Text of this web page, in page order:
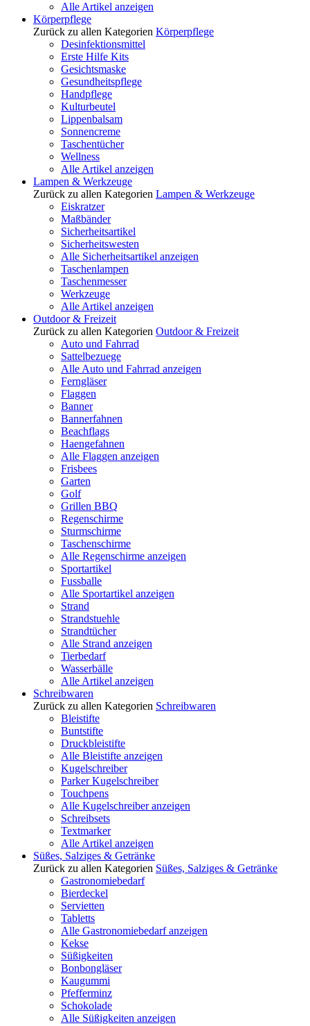
Alle Artikel anzeigen
Körperpflege
Zurück zu allen Kategorien Körperpflege
Desinfektionsmittel
Erste Hilfe Kits
Gesichtsmaske
Gesundheitspflege
Handpflege
Kulturbeutel
Lippenbalsam
Sonnencreme
Taschentücher
Wellness
Alle Artikel anzeigen
Lampen & Werkzeuge
Zurück zu allen Kategorien Lampen & Werkzeuge
Eiskratzer
Maßbänder
Sicherheitsartikel
Sicherheitswesten
Alle Sicherheitsartikel anzeigen
Taschenlampen
Taschenmesser
Werkzeuge
Alle Artikel anzeigen
Outdoor & Freizeit
Zurück zu allen Kategorien Outdoor & Freizeit
Auto und Fahrrad
Sattelbezuege
Alle Auto und Fahrrad anzeigen
Ferngläser
Flaggen
Banner
Bannerfahnen
Beachflags
Haengefahnen
Alle Flaggen anzeigen
Frisbees
Garten
Golf
Grillen BBQ
Regenschirme
Sturmschirme
Taschenschirme
Alle Regenschirme anzeigen
Sportartikel
Fussballe
Alle Sportartikel anzeigen
Strand
Strandstuehle
Strandtücher
Alle Strand anzeigen
Tierbedarf
Wasserbälle
Alle Artikel anzeigen
Schreibwaren
Zurück zu allen Kategorien Schreibwaren
Bleistifte
Buntstifte
Druckbleistifte
Alle Bleistifte anzeigen
Kugelschreiber
Parker Kugelschreiber
Touchpens
Alle Kugelschreiber anzeigen
Schreibsets
Textmarker
Alle Artikel anzeigen
Süßes, Salziges & Getränke
Zurück zu allen Kategorien Süßes, Salziges & Getränke
Gastronomiebedarf
Bierdeckel
Servietten
Tabletts
Alle Gastronomiebedarf anzeigen
Kekse
Süßigkeiten
Bonbongläser
Kaugummi
Pfefferminz
Schokolade
Alle Süßigkeiten anzeigen